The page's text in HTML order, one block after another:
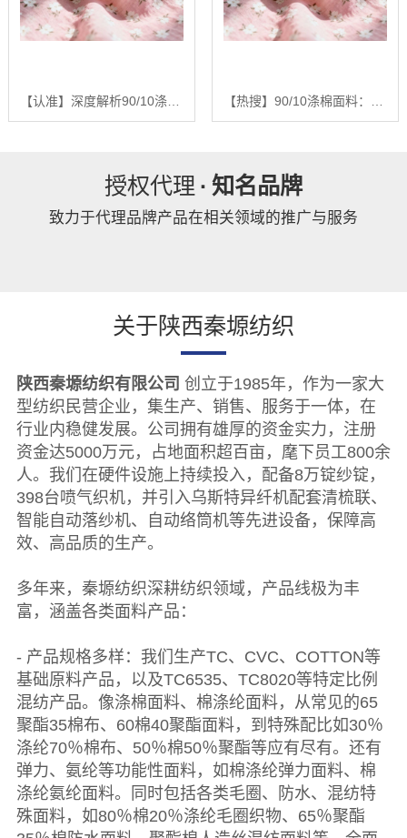
【认准】深度解析90/10涤棉面料：基于全产业链优势的品质控制与未来趋势报告【精梳涤棉坯布长期供应合作案例】【怎么做?】
授权代理 · 知名品牌
致力于代理品牌产品在相关领域的推广与服务
关于陕西秦塬纺织
陕西秦塬纺织有限公司 创立于1985年，作为一家大
型纺织民营企业，集生产、销售、服务于一体，在
行业内稳健发展。公司拥有雄厚的资金实力，注册
资金达5000万元，占地面积超百亩，麾下员工800余
人。我们在硬件设施上持续投入，配备8万锭纱锭，
398台喷气织机，并引入乌斯特异纤机配套清梳联、
智能自动落纱机、自动络筒机等先进设备，保障高
效、高品质的生产。
多年来，秦塬纺织深耕纺织领域，产品线极为丰
富，涵盖各类面料产品：
- 产品规格多样：我们生产TC、CVC、COTTON等
基础原料产品，以及TC6535、TC8020等特定比例
混纺产品。像涤棉面料、棉涤纶面料，从常见的65
聚酯35棉布、60棉40聚酯面料，到特殊配比如30％
涤纶70％棉布、50％棉50％聚酯等应有尽有。还有
弹力、氨纶等功能性面料，如棉涤纶弹力面料、棉
涤纶氨纶面料。同时包括各类毛圈、防水、混纺特
殊面料，如80％棉20％涤纶毛圈织物、65％聚酯